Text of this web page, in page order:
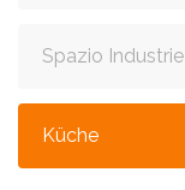
Spazio Industrie
Küche